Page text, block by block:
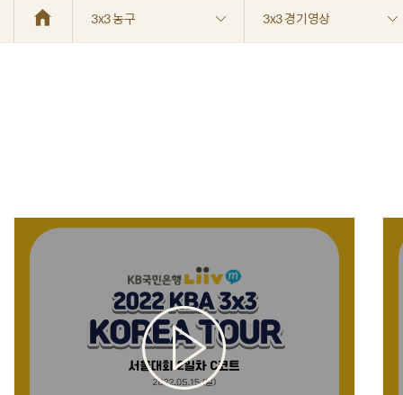
3x3 농구 3x3 경기영상